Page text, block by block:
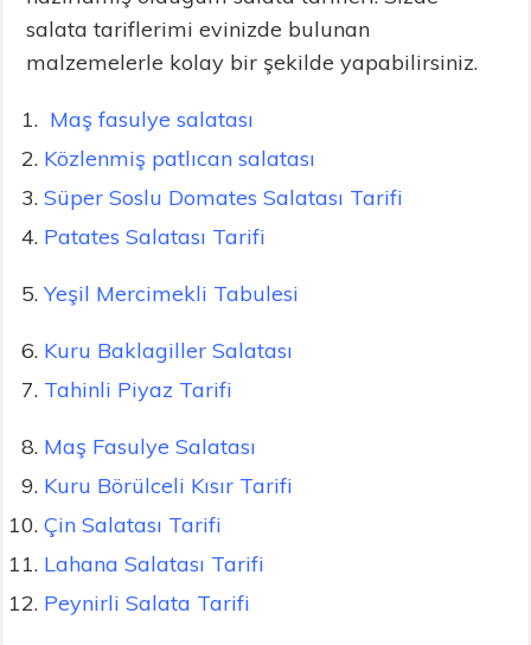
salata tariflerimi evinizde bulunan
malzemelerle kolay bir şekilde yapabilirsiniz.
Maş fasulye salatası
Közlenmiş patlıcan salatası
Süper Soslu Domates Salatası Tarifi
Patates Salatası Tarifi
Yeşil Mercimekli Tabulesi
Kuru Baklagiller Salatası
Tahinli Piyaz Tarifi
Maş Fasulye Salatası
Kuru Börülceli Kısır Tarifi
Çin Salatası Tarifi
Lahana Salatası Tarifi
Peynirli Salata Tarifi